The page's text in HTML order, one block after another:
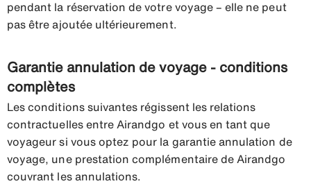
pendant la réservation de votre voyage – elle ne peut
pas être ajoutée ultérieurement.
Garantie annulation de voyage - conditions
complètes
Les conditions suivantes régissent les relations
contractuelles entre Airandgo et vous en tant que
voyageur si vous optez pour la garantie annulation de
voyage, une prestation complémentaire de Airandgo
couvrant les annulations.